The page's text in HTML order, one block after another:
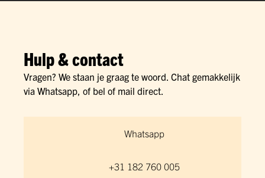
Hulp & contact
Vragen? We staan je graag te woord. Chat gemakkelijk
via Whatsapp, of bel of mail direct.
Whatsapp
+31 182 760 005